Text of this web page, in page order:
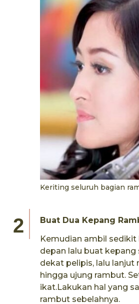
Keriting seluruh bagian
Buat Dua Kepang
Kemudian ambil
depan lalu buat kepang
dekat pelipis, lalu lanjut
hingga ujung rambut.
ikat.Lakukan hal yang
rambut sebelahnya.